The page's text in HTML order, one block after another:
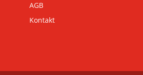
AGB
Kontakt